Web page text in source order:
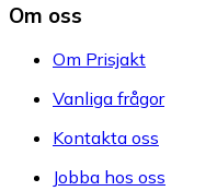
Om oss
Om Prisjakt
Vanliga frågor
Kontakta oss
Jobba hos oss